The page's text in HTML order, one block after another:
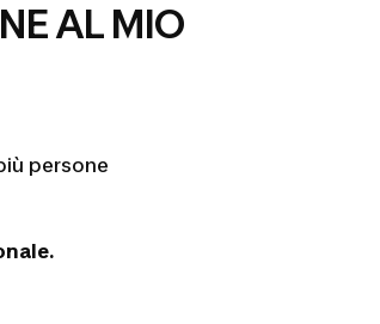
AL MIO
persone